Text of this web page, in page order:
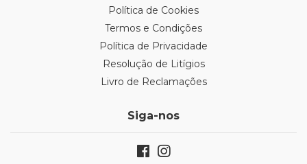
Política de Cookies
Termos e Condições
Política de Privacidade
Resolução de Litígios
Livro de Reclamações
Siga-nos